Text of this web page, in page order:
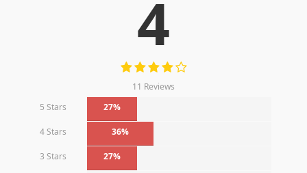
4
11 Reviews
5 Stars
27%
4 Stars 36%
3 Stars 27%